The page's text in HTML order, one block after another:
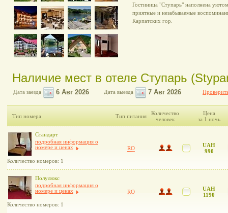
Гостиница "Ступарь" наполнена
приятные и незабываемые
Карпатских гор.
Наличие мест в отеле Ступарь
Дата заезда Дата выезда
Тип номера Тип питания
Количество
человек
Цена
за 1 ночь
Стандарт
подробная информация о
номере и ценах
Количество номеров: 1
RO
UAH
990
Полулюкс
подробная информация о
номере и ценах
Количество номеров: 1
RO
UAH
1190